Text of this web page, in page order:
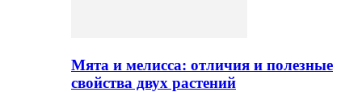
Мята и мелисса: отличия и полезные
свойства двух растений